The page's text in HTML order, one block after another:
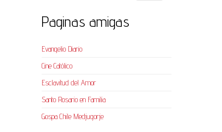
Paginas amigas
Evangelio Diario
Cine Católico
Esclavitud del Amor
Santo Rosario en Familia
Gospa Chile Medjugorje